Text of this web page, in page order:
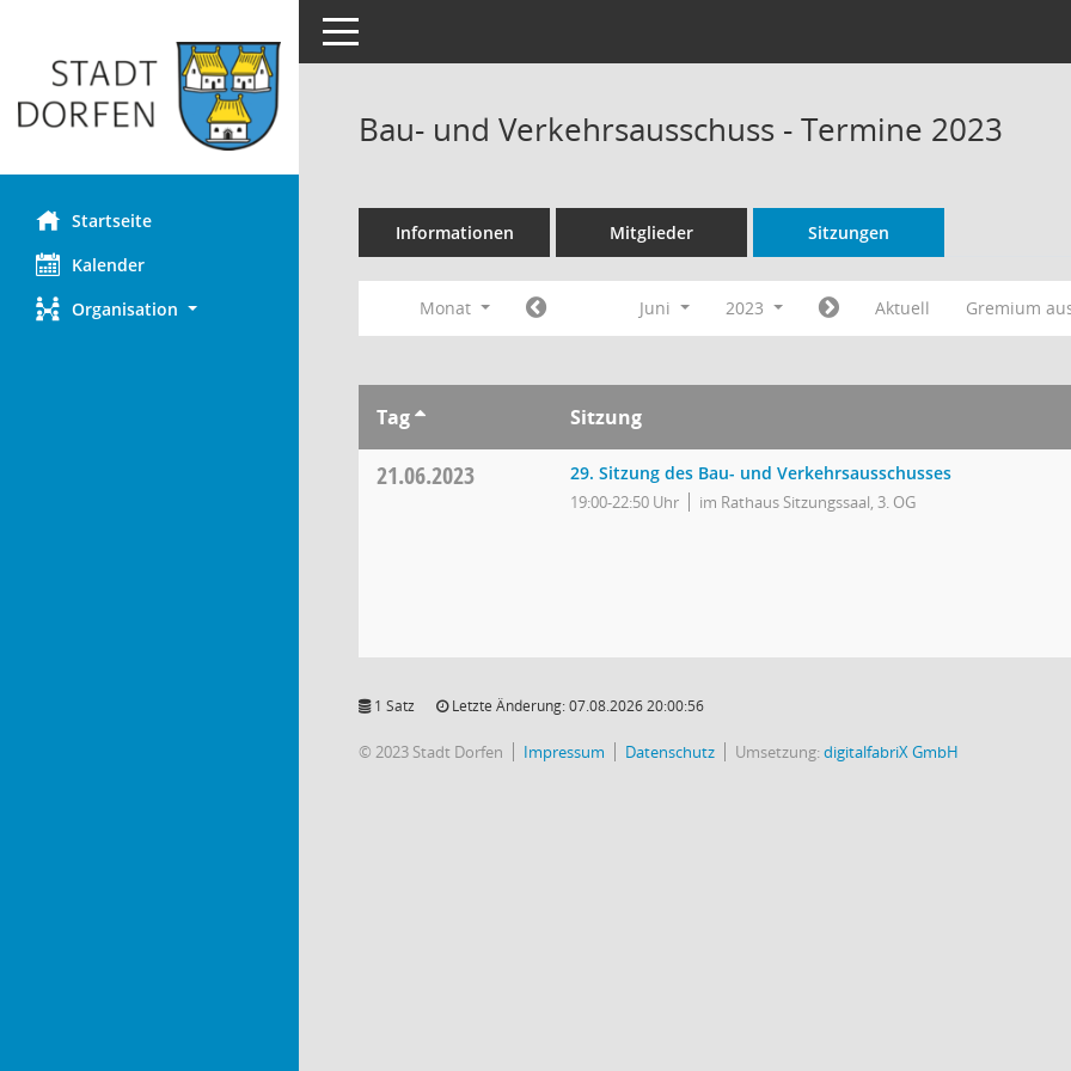
Startseite
Kalender
Organisation
Toggle navigation
Bau- und Verkehrsausschuss - Termine 2023
Informationen Mitglieder Sitzungen
Monat Juni 2023 Aktuell Gremium
Tag Sitzung
21.06.2023 29. Sitzung des Bau- und Verkehrsausschusses
19:00-22:50 Uhr im Rathaus Sitzungssaal, 3. OG
1 Satz Letzte Änderung: 07.08.2026 20:00:56
© 2023 Stadt Dorfen Impressum Datenschutz Umsetzung:digitalfabriX GmbH